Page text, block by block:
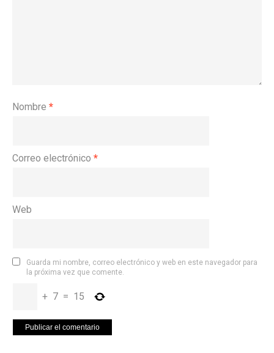
Nombre *
Correo electrónico *
Web
Guarda mi nombre, correo electrónico y web en este navegador para
la próxima vez que comente.
+ 7 = 15